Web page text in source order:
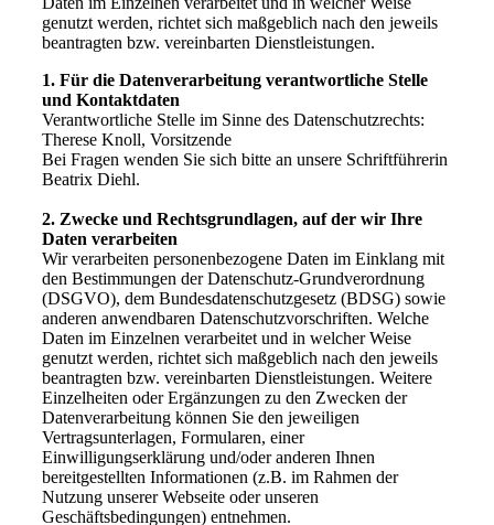
genutzt werden, richtet sich maßgeblich nach den jeweils
beantragten bzw. vereinbarten Dienstleistungen.
1. Für die Datenverarbeitung verantwortliche Stelle
und Kontaktdaten
Verantwortliche Stelle im Sinne des Datenschutzrechts:
Therese Knoll, Vorsitzende
Bei Fragen wenden Sie sich bitte an unsere Schriftführerin
Beatrix Diehl.
2. Zwecke und Rechtsgrundlagen, auf der wir Ihre
Daten verarbeiten
Wir verarbeiten personenbezogene Daten im Einklang mit
den Bestimmungen der Datenschutz-Grundverordnung
(DSGVO), dem Bundesdatenschutzgesetz (BDSG) sowie
anderen anwendbaren Datenschutzvorschriften. Welche
Daten im Einzelnen verarbeitet und in welcher Weise
genutzt werden, richtet sich maßgeblich nach den jeweils
beantragten bzw. vereinbarten Dienstleistungen. Weitere
Einzelheiten oder Ergänzungen zu den Zwecken der
Datenverarbeitung können Sie den jeweiligen
Vertragsunterlagen, Formularen, einer
Einwilligungserklärung und/oder anderen Ihnen
bereitgestellten Informationen (z.B. im Rahmen der
Nutzung unserer Webseite oder unseren
Geschäftsbedingungen) entnehmen.